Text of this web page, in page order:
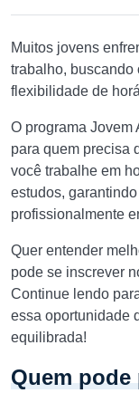
Muitos jovens
trabalho, buscando
flexibilidade de
O programa Jovem
para quem precisa
você trabalhe em
estudos,
profissionalmente
Quer entender
pode se inscrever
Continue lendo
essa oportunidade
equilibrada!
Quem